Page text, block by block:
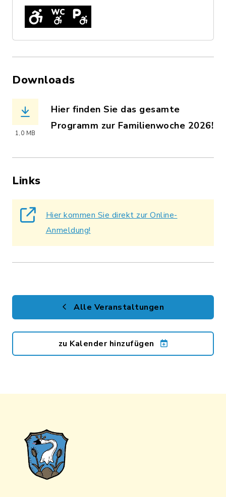
Downloads
1,0 MB
Hier finden Sie das gesamte
Programm zur Familienwoche 2026!
Links
Hier kommen Sie direkt zur Online-
Anmeldung!
Alle Veranstaltungen
zu Kalender hinzufügen